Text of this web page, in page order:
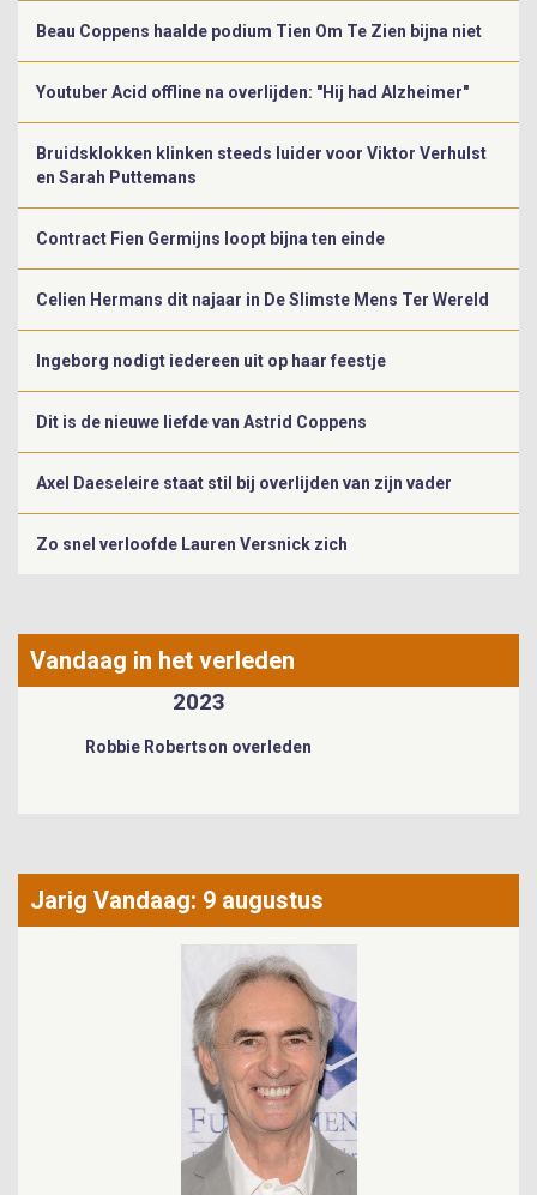
Beau Coppens haalde podium Tien Om Te Zien bijna niet
Youtuber Acid offline na overlijden: "Hij had Alzheimer"
Bruidsklokken klinken steeds luider voor Viktor Verhulst
en Sarah Puttemans
Contract Fien Germijns loopt bijna ten einde
Celien Hermans dit najaar in De Slimste Mens Ter Wereld
Ingeborg nodigt iedereen uit op haar feestje
Dit is de nieuwe liefde van Astrid Coppens
Axel Daeseleire staat stil bij overlijden van zijn vader
Zo snel verloofde Lauren Versnick zich
Vandaag in het verleden
2022
Ignace Crombé overleden
Jarig Vandaag: 9 augustus